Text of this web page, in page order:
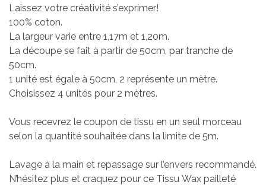
Laissez votre créativité s’exprimer!
100% coton.
La largeur varie entre 1,17m et 1,20m.
La découpe se fait à partir de 50cm, par tranche de
50cm.
1 unité est égale à 50cm, 2 représente un mètre.
Choisissez 4 unités pour 2 mètres.
Vous recevrez le coupon de tissu en un seul morceau
selon la quantité souhaitée dans la limite de 5m.
Lavage à la main et repassage sur l’envers recommandé.
N’hésitez plus et craquez pour ce Tissu Wax pailleté